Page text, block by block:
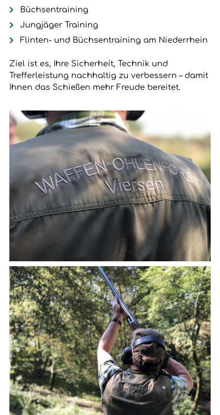
Büchsentraining
Jungjäger Training
Flinten- und Büchsentraining am Niederrhein
Ziel ist es, Ihre Sicherheit, Technik und
Trefferleistung nachhaltig zu verbessern – damit
Ihnen das Schießen mehr Freude bereitet.